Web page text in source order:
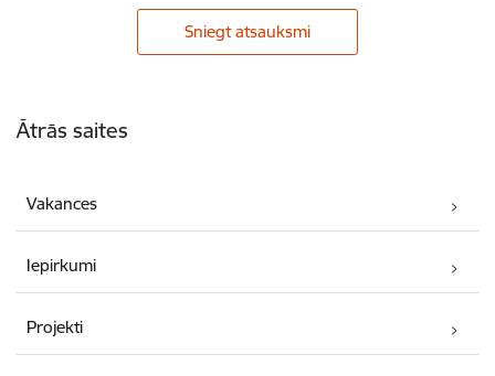
Sniegt atsauksmi
Ātrās saites
Vakances
Iepirkumi
Projekti